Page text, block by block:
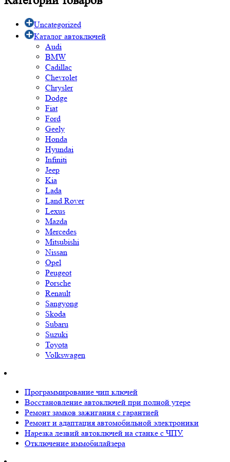
Uncategorized
Каталог автоключей
Audi
BMW
Cadillac
Chevrolet
Chrysler
Dodge
Fiat
Ford
Geely
Honda
Hyundai
Infiniti
Jeep
Kia
Lada
Land Rover
Lexus
Mazda
Mercedes
Mitsubishi
Nissan
Opel
Peugeot
Porsche
Renault
Sangyong
Skoda
Subaru
Suzuki
Toyota
Volkswagen
Ремонт замков зажигания с гарантией
Ремонт и адаптация автомобильной электроники
Нарезка лезвий автоключей на станке с ЧПУ.
Отключение иммобилайзера